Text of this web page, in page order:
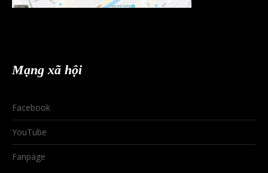
Mạng xã hội
Facebook
YouTube
Fanpage